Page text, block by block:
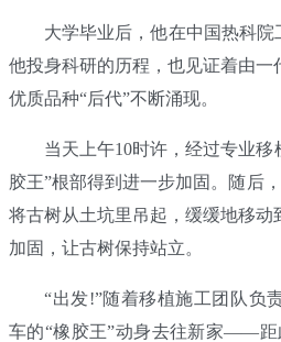
大学毕业后，他在中国热科院
他投身科研的历程，也见证着由
优质品种“后代”不断涌现。
当天上午10时许，经过专业移
胶王”根部得到进一步加固。随后
将古树从土坑里吊起，缓缓地移
加固，让古树保持站立。
“出发!”随着移植施工团队负
车的“橡胶王”动身去往新家——距